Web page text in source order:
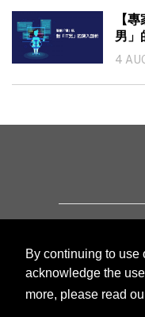
By continuing to use
acknowledge the
more, please read
【
男」
4
wepro180 由 IT 業界專
最新 IT 動態、趨勢
致力提升亞太地區科技